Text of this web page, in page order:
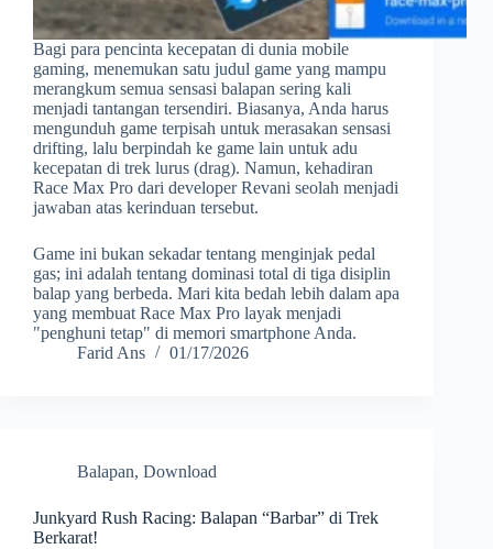
Bagi para pencinta kecepatan di dunia mobile
gaming, menemukan satu judul game yang mampu
merangkum semua sensasi balapan sering kali
menjadi tantangan tersendiri. Biasanya, Anda harus
mengunduh game terpisah untuk merasakan sensasi
drifting, lalu berpindah ke game lain untuk adu
kecepatan di trek lurus (drag). Namun, kehadiran
Race Max Pro dari developer Revani seolah menjadi
jawaban atas kerinduan tersebut.
Game ini bukan sekadar tentang menginjak pedal
gas; ini adalah tentang dominasi total di tiga disiplin
balap yang berbeda. Mari kita bedah lebih dalam apa
yang membuat Race Max Pro layak menjadi
"penghuni tetap" di memori smartphone Anda.
Farid Ans
01/17/2026
Balapan, Download
Junkyard Rush Racing: Balapan “Barbar” di Trek
Berkarat!